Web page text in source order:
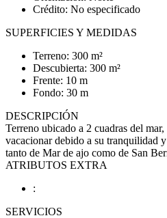
Crédito: No especificado
SUPERFICIES Y MEDIDAS
Terreno: 300 m²
Descubierta: 300 m²
Frente: 10 m
Fondo: 30 m
DESCRIPCIÓN
Terreno ubicado a 2 cuadras del
vacacionar debido a su tranquilidad
tanto de Mar de ajo como de San
ATRIBUTOS EXTRA
:
SERVICIOS